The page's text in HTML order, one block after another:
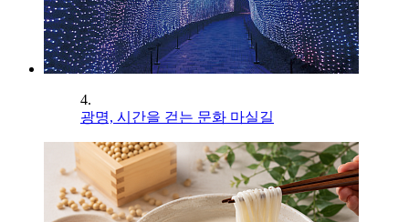
4.
광명, 시간을 걷는 문화 마실길